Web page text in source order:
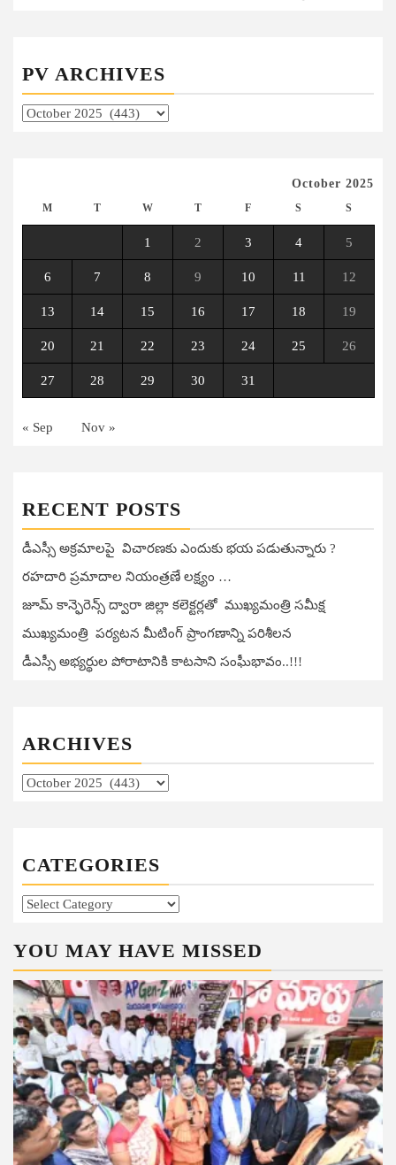
PV ARCHIVES
PV
October 2025
M T W T F S S
1 2 3 4 5
6 7 8 9 10 11 12
13 14 15 16 17 18 19
20 21 22 23 24 25 26
27 28 29 30 31
« Sep Nov »
RECENT POSTS
డీఎస్సీ అక్రమాలపై విచారణకు ఎందుకు భయ పడుతున్నారు ?
రహదారి ప్రమాదాల నియంత్రణే లక్ష్యం …
జూమ్ కాన్ఫెరెన్స్ ద్వారా జిల్లా కలెక్టర్లతో ముఖ్యమంత్రి సమీక్ష
ముఖ్యమంత్రి పర్యటన మీటింగ్ ప్రాంగణాన్ని పరిశీలన
డీఎస్సీ అభ్యర్థుల పోరాటానికి కాటసాని సంఘీభావం..!!!
ARCHIVES
Archives
CATEGORIES
Categories
YOU MAY HAVE MISSED